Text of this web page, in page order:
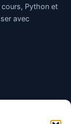
Python et
avec